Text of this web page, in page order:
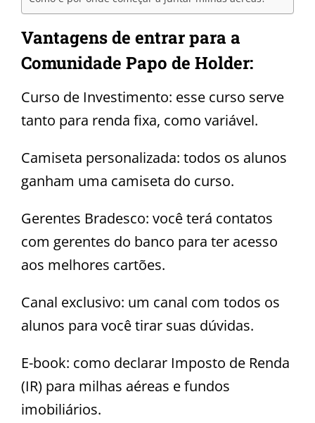
Vantagens de entrar para a
Comunidade Papo de Holder:
Curso de Investimento: esse curso serve
tanto para renda fixa, como variável.
Camiseta personalizada: todos os alunos
ganham uma camiseta do curso.
Gerentes Bradesco: você terá contatos
com gerentes do banco para ter acesso
aos melhores cartões.
Canal exclusivo: um canal com todos os
alunos para você tirar suas dúvidas.
E-book: como declarar Imposto de Renda
(IR) para milhas aéreas e fundos
imobiliários.